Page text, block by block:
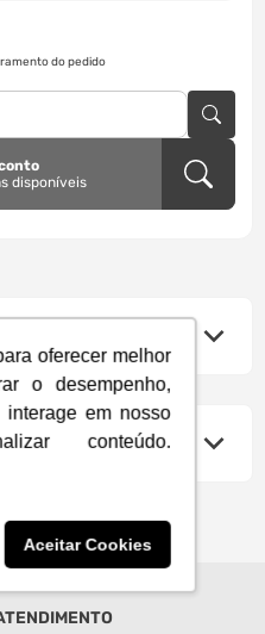
oferecer melhor
o desempenho,
em nosso
conteúdo.
Aceitar Cookies
do pedido
disponíveis